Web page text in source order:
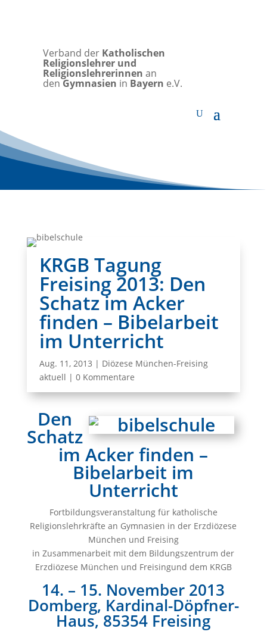
Verband der Katholischen
Religionslehrer und
Religionslehrerinnen an
denGymnasien in Bayern e.V.
KRGB Tagung
Freising 2013: Den
Schatz im Acker
finden – Bibelarbeit
im Unterricht
Aug. 11, 2013 | Diözese München-Freising
aktuell | 0 Kommentare
Den
Schatz
im Acker finden –
Bibelarbeit im
Unterricht
Fortbildungsveranstaltung für katholische
Religionslehrkräfte an Gymnasien in der Erzdiözese
München und Freising
in Zusammenarbeit mit dem Bildungszentrum der
Erzdiözese München und Freisingund dem KRGB
14. – 15. November 2013
Domberg, Kardinal-Döpfner-
Haus, 85354 Freising